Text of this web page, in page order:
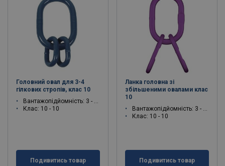
Головний овал для 3-4
гілкових стропів, клас 10
Вантажопідйомність: 3 - 40 тон
Клас: 10 - 10
Подивитись товар
Ланка головна зі
збільшеними овалами клас
10
Вантажопідйомність: 3 - 22.2
Клас: 10 - 10
Подивитись товар